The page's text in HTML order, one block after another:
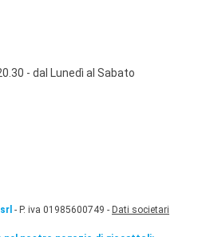
- dal Lunedì al Sabato
- P. iva 01985600749 - Dati societari